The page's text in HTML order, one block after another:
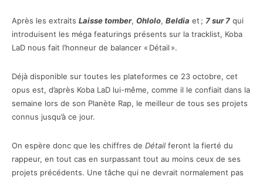
Après les extraits Laisse tomber, Ohlolo, Beldia et ; 7 sur 7 qui
introduisent les méga featurings présents sur la tracklist, Koba
LaD nous fait l’honneur de balancer « Détail ».
Déjà disponible sur toutes les plateformes ce 23 octobre, cet
opus est, d’après Koba LaD lui-même, comme il le confiait dans la
semaine lors de son Planète Rap, le meilleur de tous ses projets
connus jusqu’à ce jour.
On espère donc que les chiffres de Détail feront la fierté du
rappeur, en tout cas en surpassant tout au moins ceux de ses
projets précédents. Une tâche qui ne devrait normalement pas